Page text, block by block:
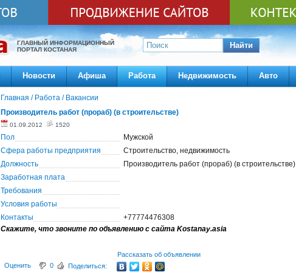
ГЛАВНЫЙ ИНФОРМАЦИОННЫЙ
ПОРТАЛ КОСТАНАЯ
Найти
Новости Афиша Работа Недвижимость Авто
Главная / Работа / Вакансии
Производитель работ (прораб) (в строительстве)
01.09.2012 1520
Пол
Мужской
Сфера работы предприятия
Строительство, недвижимость
Должность
Производитель работ (прораб) (в строительстве)
Заработная плата
Требования
Условия работы
Контакты
+77774476308
Скажите, что звоните по объявлению с сайта Kostanay.asia
Рассказать об объявлении
Оценить
0 Поделиться: